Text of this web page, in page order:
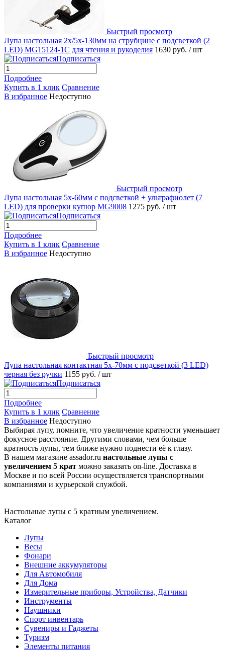
Быстрый просмотр
Лупа настольная 2x/5x-130мм на струбцине с подсветкой (2
LED) MG15124-1C для чтения и рукоделия 1630 руб. / шт
Подписаться
Подробнее
Купить в 1 клик Сравнение
В избранное Недоступно
Быстрый просмотр
Лупа настольная 5x-60мм с подсветкой + ультрафиолет (7
LED) для проверки купюр MG9008 1275 руб. / шт
Подписаться
Подробнее
Купить в 1 клик Сравнение
В избранное Недоступно
Быстрый просмотр
Лупа настольная контактная 5x-70мм с подсветкой (3 LED)
черная без ручки 1155 руб. / шт
Подписаться
Подробнее
Купить в 1 клик Сравнение
В избранное Недоступно
Выбирая лупу, помните, что увеличение кратности уменьшает
фокусное расстояние. Другими словами, чем больше
кратность лупы, тем ближе нужно поднести её к глазу.
В нашем магазине assador.ru настольные лупы с
увеличением 5 крат можно заказать on-line. Доставка в
Москве и по всей России осуществляется транспортными
компаниями и курьерской службой.
Настольные лупы с 5 кратным увеличением.
Каталог
Лупы
Весы
Фонари
Внешние аккумуляторы
Для Автомобиля
Для Дома
Измерительные приборы, Устройства, Датчики
Инструменты
Наушники
Спорт инвентарь
Сувениры и Гаджеты
Туризм
Элементы питания